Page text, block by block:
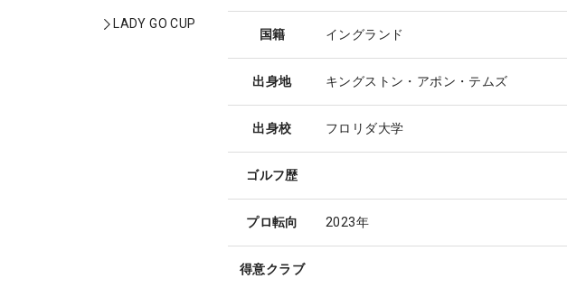
LADY GO CUP
国籍 イングランド
出身地 キングストン・アポン・テムズ
出身校 フロリダ大学
ゴルフ歴
プロ転向 2023年
得意クラブ